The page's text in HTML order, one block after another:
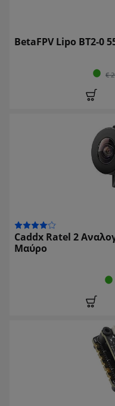
BetaFPV Lipo BT2-0
€
Caddx Ratel 2
Μαύρο